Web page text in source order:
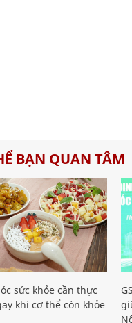
BẠN QUAN TÂM
sức khỏe cần thực
khi cơ thể còn khỏe